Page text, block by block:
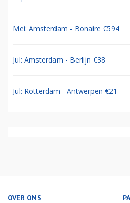
Mei: Amsterdam - Bonaire €594
Jul: Amsterdam - Berlijn €38
Jul: Rotterdam - Antwerpen €21
OVER ONS